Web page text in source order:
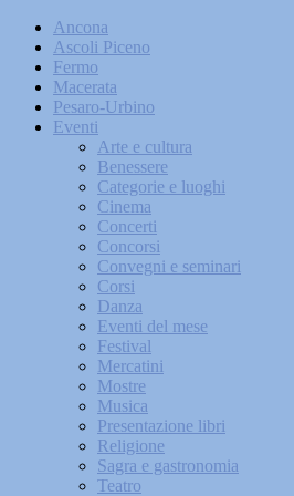
Ancona
Ascoli Piceno
Fermo
Macerata
Pesaro-Urbino
Eventi
Arte e cultura
Benessere
Categorie e luoghi
Cinema
Concerti
Concorsi
Convegni e seminari
Corsi
Danza
Eventi del mese
Festival
Mercatini
Mostre
Musica
Presentazione libri
Religione
Sagra e gastronomia
Teatro